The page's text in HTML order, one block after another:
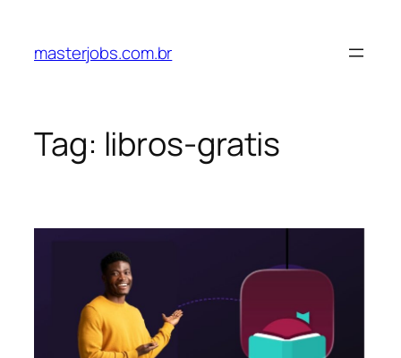
masterjobs.com.br
Tag: libros-gratis